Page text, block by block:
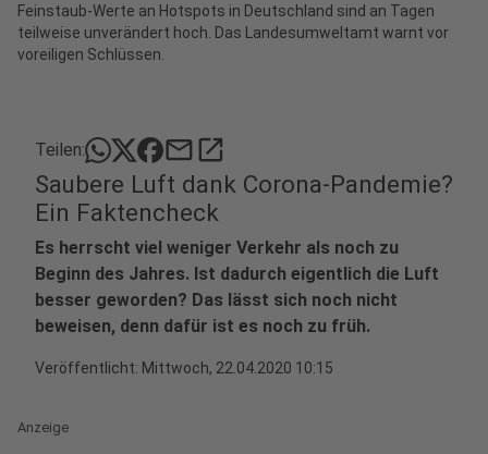
Feinstaub-Werte an Hotspots in Deutschland sind an Tagen
teilweise unverändert hoch. Das Landesumweltamt warnt vor
voreiligen Schlüssen.
Teilen: mailopen_in_new
Saubere Luft dank Corona-Pandemie?
Ein Faktencheck
Es herrscht viel weniger Verkehr als noch zu
Beginn des Jahres. Ist dadurch eigentlich die Luft
besser geworden? Das lässt sich noch nicht
beweisen, denn dafür ist es noch zu früh.
Veröffentlicht: Mittwoch, 22.04.2020 10:15
Anzeige